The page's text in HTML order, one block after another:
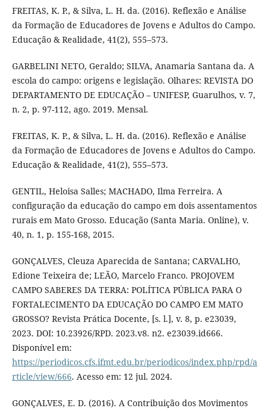
FREITAS, K. P., & Silva, L. H. da. (2016). Reflexão e Análise
da Formação de Educadores de Jovens e Adultos do Campo.
Educação & Realidade, 41(2), 555–573.
GARBELINI NETO, Geraldo; SILVA, Anamaria Santana da. A
escola do campo: origens e legislação. Olhares: REVISTA DO
DEPARTAMENTO DE EDUCAÇÃO – UNIFESP, Guarulhos, v. 7,
n. 2, p. 97-112, ago. 2019. Mensal.
FREITAS, K. P., & Silva, L. H. da. (2016). Reflexão e Análise
da Formação de Educadores de Jovens e Adultos do Campo.
Educação & Realidade, 41(2), 555–573.
GENTIL, Heloisa Salles; MACHADO, Ilma Ferreira. A
configuração da educação do campo em dois assentamentos
rurais em Mato Grosso. Educação (Santa Maria. Online), v.
40, n. 1, p. 155-168, 2015.
GONÇALVES, Cleuza Aparecida de Santana; CARVALHO,
Edione Teixeira de; LEÃO, Marcelo Franco. PROJOVEM
CAMPO SABERES DA TERRA: POLÍTICA PÚBLICA PARA O
FORTALECIMENTO DA EDUCAÇÃO DO CAMPO EM MATO
GROSSO? Revista Prática Docente, [s. l.], v. 8, p. e23039,
2023. DOI: 10.23926/RPD. 2023.v8. n2. e23039.id666.
Disponível em:
https://periodicos.cfs.ifmt.edu.br/periodicos/index.php/rpd/a
rticle/view/666. Acesso em: 12 jul. 2024.
GONÇALVES, E. D. (2016). A Contribuição dos Movimentos